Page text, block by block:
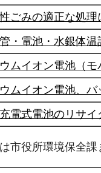
ごみの適正な処理
・電池・水銀体温
ムイオン電池（
ムイオン電池、
電式電池のリサイ
市役所環境保全課